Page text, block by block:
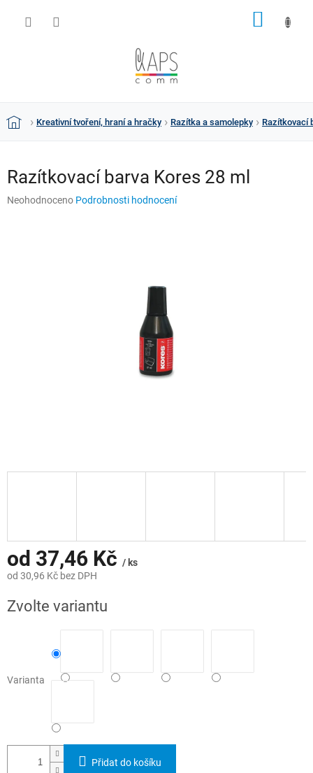
DomůKreativní tvoření, hraní a hračky Razítka a samolepky Razítkovací
Razítkovací barva Kores 28 ml
Průměrné
Neohodnoceno Podrobnosti hodnocení
od 37,46 Kč / ks
od 30,96 Kč bez DPH
cena:
Zvolte variantu
Varianta
Přidat do košíku